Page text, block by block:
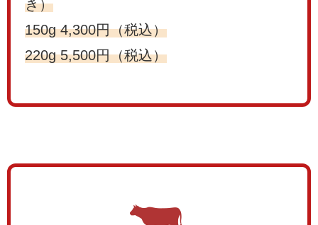
き）
150g 4,300円（税込）
220g 5,500円（税込）